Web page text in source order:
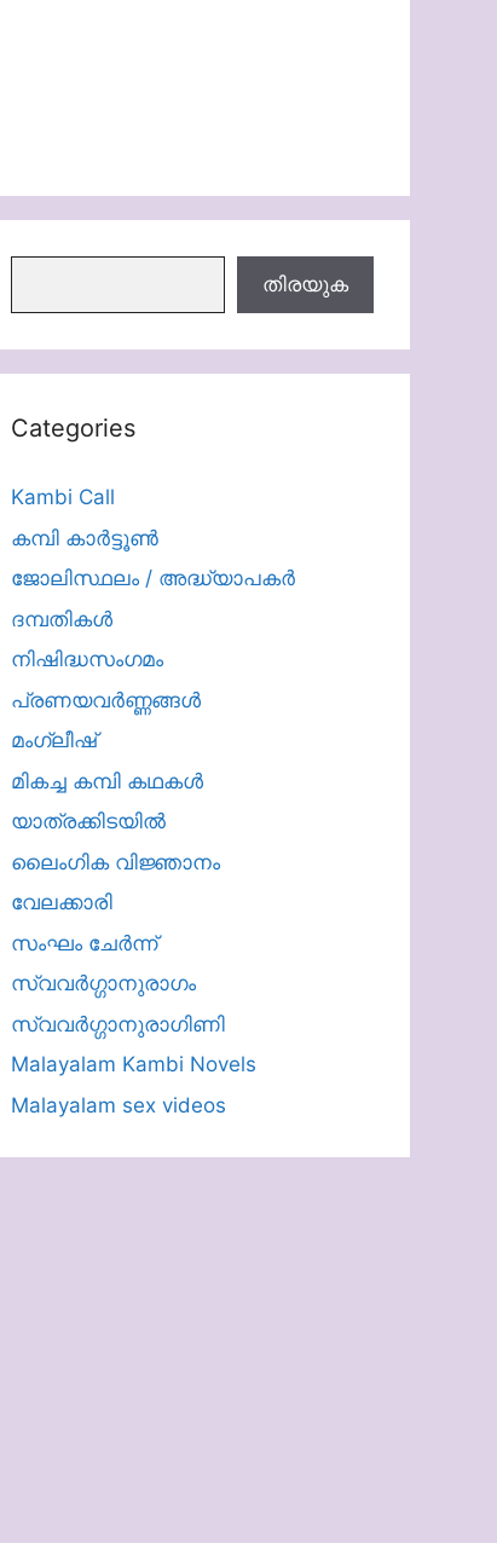
തിരയുക
Categories
Kambi Call
കമ്പി കാർട്ടൂൺ
ജോലിസ്ഥലം / അദ്ധ്യാപകർ
ദമ്പതികള്‍
നിഷിദ്ധസംഗമം
പ്രണയവർണ്ണങ്ങൾ
മംഗ്ലീഷ്
മികച്ച കമ്പി കഥകൾ
യാത്രക്കിടയില്‍
ലൈംഗിക വിജ്ഞാനം
വേലക്കാരി
സംഘം ചേർന്ന്
സ്വവർഗ്ഗാനുരാഗം
സ്വവർഗ്ഗാനുരാഗിണി
Malayalam Kambi Novels
Malayalam sex videos